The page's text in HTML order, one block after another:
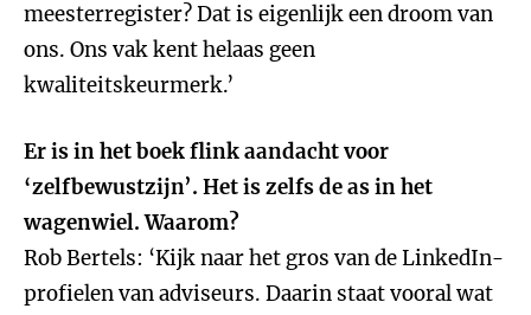
meesterregister? Dat is eigenlijk een droom van
ons. Ons vak kent helaas geen
kwaliteitskeurmerk.’
Er is in het boek flink aandacht voor
‘zelfbewustzijn’. Het is zelfs de as in het
wagenwiel. Waarom?
Rob Bertels: ‘Kijk naar het gros van de LinkedIn-
profielen van adviseurs. Daarin staat vooral wat